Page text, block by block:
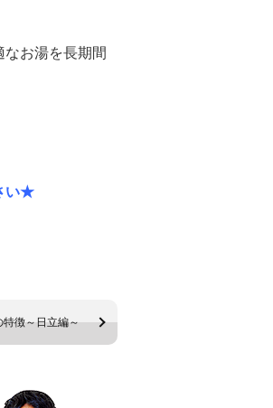
お湯を長期間
い★
特徴～日立編～